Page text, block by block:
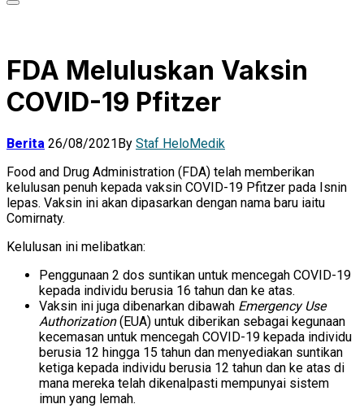
FDA Meluluskan Vaksin
COVID-19 Pfitzer
Berita 26/08/2021By Staf HeloMedik
Food and Drug Administration (FDA) telah memberikan
kelulusan penuh kepada vaksin COVID-19 Pfitzer pada Isnin
lepas. Vaksin ini akan dipasarkan dengan nama baru iaitu
Comirnaty.
Kelulusan ini melibatkan:
Penggunaan 2 dos suntikan untuk mencegah COVID-19
kepada individu berusia 16 tahun dan ke atas.
Vaksin ini juga dibenarkan dibawah Emergency Use
Authorization(EUA) untuk diberikan sebagai kegunaan
kecemasan untuk mencegah COVID-19 kepada individu
berusia 12 hingga 15 tahun dan menyediakan suntikan
ketiga kepada individu berusia 12 tahun dan ke atas di
mana mereka telah dikenalpasti mempunyai sistem
imun yang lemah.